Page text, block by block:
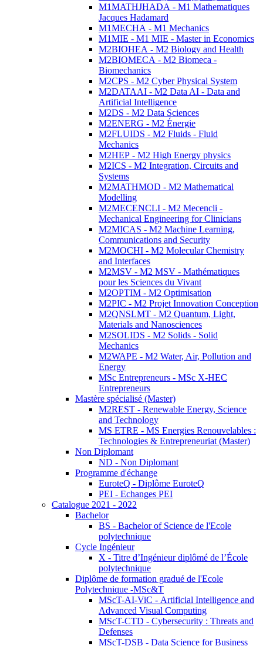
M1MATHJHADA - M1 Mathematiques
Jacques Hadamard
M1MECHA - M1 Mechanics
M1MIE - M1 MIE - Master in Economics
M2BIOHEA - M2 Biology and Health
M2BIOMECA - M2 Biomeca -
Biomechanics
M2CPS - M2 Cyber Physical System
M2DATAAI - M2 Data AI - Data and
Artificial Intelligence
M2DS - M2 Data Sciences
M2ENERG - M2 Énergie
M2FLUIDS - M2 Fluids - Fluid
Mechanics
M2HEP - M2 High Energy physics
M2ICS - M2 Integration, Circuits and
Systems
M2MATHMOD - M2 Mathematical
Modelling
M2MECENCLI - M2 Mecencli -
Mechanical Engineering for Clinicians
M2MICAS - M2 Machine Learning,
Communications and Security
M2MOCHI - M2 Molecular Chemistry
and Interfaces
M2MSV - M2 MSV - Mathématiques
pour les Sciences du Vivant
M2OPTIM - M2 Optimisation
M2PIC - M2 Projet Innovation Conception
M2QNSLMT - M2 Quantum, Light,
Materials and Nanosciences
M2SOLIDS - M2 Solids - Solid
Mechanics
M2WAPE - M2 Water, Air, Pollution and
Energy
MSc Entrepreneurs - MSc X-HEC
Entrepreneurs
Mastère spécialisé (Master)
M2REST - Renewable Energy, Science
and Technology
MS ETRE - MS Energies Renouvelables :
Technologies & Entrepreneuriat (Master)
Non Diplomant
ND - Non Diplomant
Programme d'échange
EuroteQ - Diplôme EuroteQ
PEI - Echanges PEI
Catalogue 2021 - 2022
Bachelor
BS - Bachelor of Science de l'Ecole
polytechnique
Cycle Ingénieur
X - Titre d’Ingénieur diplômé de l’École
polytechnique
Diplôme de formation gradué de l'Ecole
Polytechnique -MSc&T
MScT-AI-ViC - Artificial Intelligence and
Advanced Visual Computing
MScT-CTD - Cybersecurity : Threats and
Defenses
MScT-DSB - Data Science for Business